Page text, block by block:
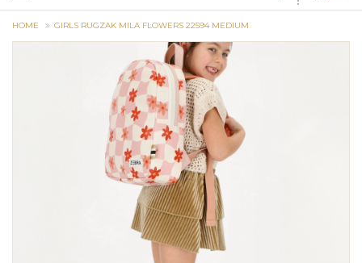
HOME GIRLS RUGZAK MILA FLOWERS 22594 MEDIUM